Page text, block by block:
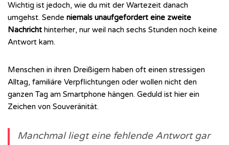
Wichtig ist jedoch, wie du mit der Wartezeit danach
umgehst. Sende niemals unaufgefordert eine zweite
Nachricht hinterher, nur weil nach sechs Stunden noch keine
Antwort kam.
Menschen in ihren Dreißigern haben oft einen stressigen
Alltag, familiäre Verpflichtungen oder wollen nicht den
ganzen Tag am Smartphone hängen. Geduld ist hier ein
Zeichen von Souveränität.
Manchmal liegt eine fehlende Antwort gar